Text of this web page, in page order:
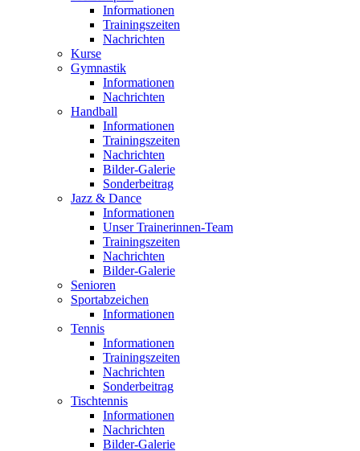
Informationen
Trainingszeiten
Nachrichten
Kurse
Gymnastik
Informationen
Nachrichten
Handball
Informationen
Trainingszeiten
Nachrichten
Bilder-Galerie
Sonderbeitrag
Jazz & Dance
Informationen
Unser Trainerinnen-Team
Trainingszeiten
Nachrichten
Bilder-Galerie
Senioren
Sportabzeichen
Informationen
Tennis
Informationen
Trainingszeiten
Nachrichten
Sonderbeitrag
Tischtennis
Informationen
Nachrichten
Bilder-Galerie